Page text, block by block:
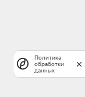
Политика
обработки
данных